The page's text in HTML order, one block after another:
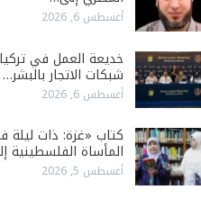
أغسطس 6, 2026
خديعة العمل في
شبكات الاتجار بالبشر…
أغسطس 6, 2026
كتاب «غزة: ذات ليلة
المأساة الفلسطينية
أغسطس 5, 2026